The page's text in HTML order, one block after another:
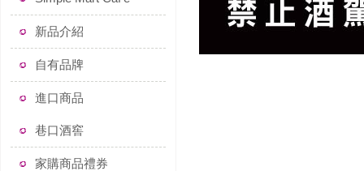
新品介紹
自有品牌
進口商品
巷口酒窖
家購商品禮券